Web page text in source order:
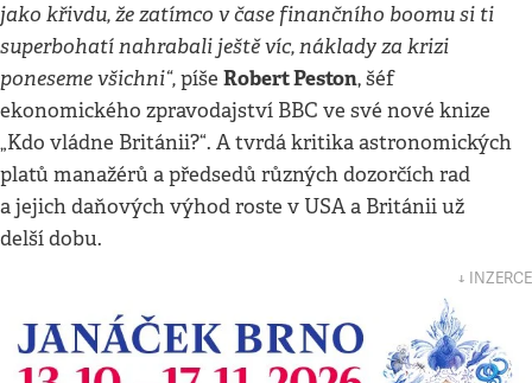
jako křivdu, že zatímco v čase finančního boomu si ti
superbohatí nahrabali ještě víc, náklady za krizi
poneseme všichni“,píše Robert Peston, šéf
ekonomického zpravodajství BBC ve své nové knize
„Kdo vládne Británii?“. A tvrdá kritika astronomických
platů manažérů a předsedů různých dozorčích rad
a jejich daňových výhod roste v USA a Británii už
delší dobu.
↓ INZERCE